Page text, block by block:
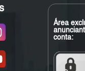
Área
conta: